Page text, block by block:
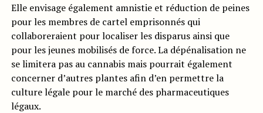
Elle envisage également amnistie et réduction de peines
pour les membres de cartel emprisonnés qui
collaboreraient pour localiser les disparus ainsi que
pour les jeunes mobilisés de force. La dépénalisation ne
se limitera pas au cannabis mais pourrait également
concerner d’autres plantes afin d’en permettre la
culture légale pour le marché des pharmaceutiques
légaux.